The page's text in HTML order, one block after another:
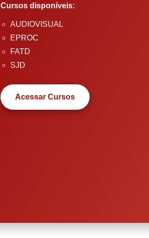
Cursos disponíveis:
AUDIOVISUAL
EPROC
FATD
SJD
Acessar Cursos